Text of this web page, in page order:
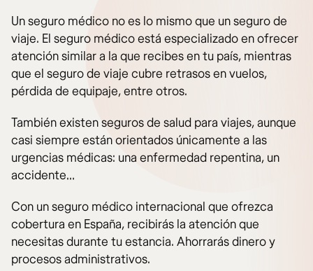
Un seguro médico no es lo mismo que un seguro de
viaje. El seguro médico está especializado en ofrecer
atención similar a la que recibes en tu país, mientras
que el seguro de viaje cubre retrasos en vuelos,
pérdida de equipaje, entre otros.
También existen seguros de salud para viajes, aunque
casi siempre están orientados únicamente a las
urgencias médicas: una enfermedad repentina, un
accidente…
Con un seguro médico internacional que ofrezca
cobertura en España, recibirás la atención que
necesitas durante tu estancia. Ahorrarás dinero y
procesos administrativos.